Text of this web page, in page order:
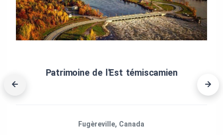
Patrimoine de l'Est témiscamien
Fugèreville, Canada